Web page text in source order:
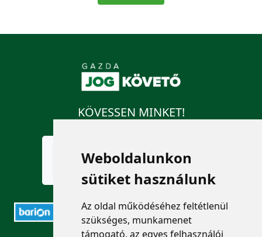
Weboldalunkon
sütiket használunk
Az oldal működéséhez feltétlenül
szükséges, munkamenet
támogató, az egyes felhasználói
KÖVESSEN MINKET!